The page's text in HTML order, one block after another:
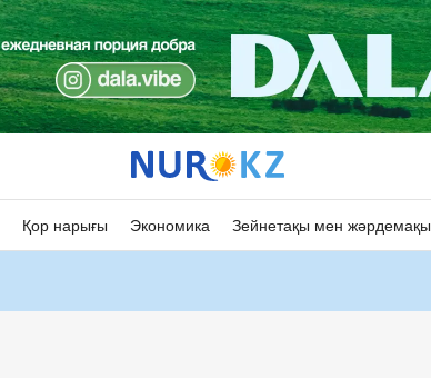
Қор нарығы Экономика Зейнетақы мен жәрдемақы